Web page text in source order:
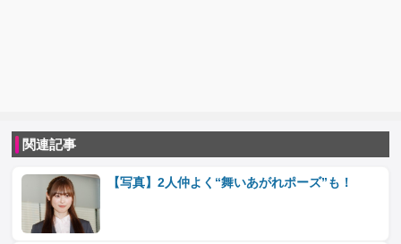
関連記事
【写真】2人仲よく“舞いあがれポーズ”も！